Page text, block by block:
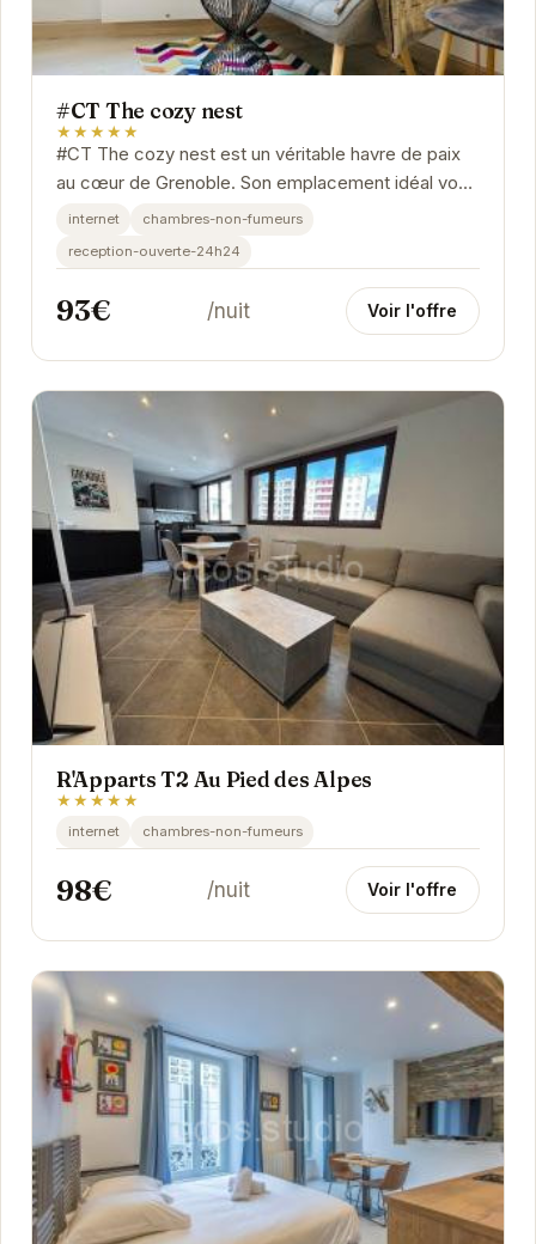
#CT The cozy nest
★★★★★
#CT The cozy nest est un véritable havre de paix
au cœur de Grenoble. Son emplacement idéal vous
permet de profiter pleinement des attractions de...
internet
chambres-non-fumeurs
reception-ouverte-24h24
93€ /nuit Voir l'offre
R'Apparts T2 Au Pied des Alpes
★★★★★
internet chambres-non-fumeurs
98€ /nuit Voir l'offre